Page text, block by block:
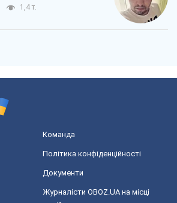
1,4 т.
Команда
Політика конфіденційності
Документи
Журналісти OBOZ.UA на місці